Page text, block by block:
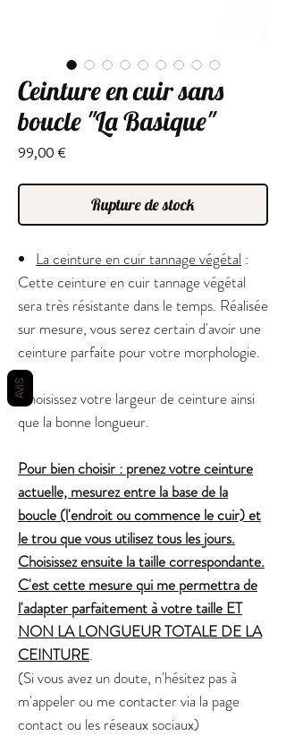
Ceinture en cuir sans
boucle "La Basique"
99,00 €
Rupture de stock
La ceinture en cuir tannage végétal :
Cette ceinture en cuir tannage végétal
sera très résistante dans le temps. Réalisée
sur mesure, vous serez certain d'avoir une
ceinture parfaite pour votre morphologie.
Choisissez votre largeur de ceinture ainsi
que la bonne longueur.
Pour bien choisir : prenez votre ceinture
actuelle, mesurez entre la base de la
boucle (l'endroit ou commence le cuir) et
le trou que vous utilisez tous les jours.
Choisissez ensuite la taille correspondante.
C'est cette mesure qui me permettra de
l'adapter parfaitement à votre taille ET
NON LA LONGUEUR TOTALE DE LA
CEINTURE.
(Si vous avez un doute, n'hésitez pas à
m'appeler ou me contacter via la page
contact ou les réseaux sociaux)
AVIS